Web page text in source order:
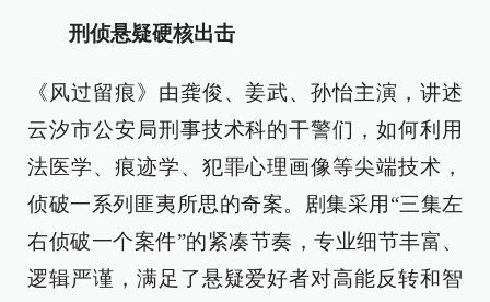
刑侦悬疑硬核出击
《风过留痕》由龚俊、姜武、孙怡主演，讲述
云汐市公安局刑事技术科的干警们，如何利用
法医学、痕迹学、犯罪心理画像等尖端技术，
侦破一系列匪夷所思的奇案。剧集采用“三集左
右侦破一个案件”的紧凑节奏，专业细节丰富、
逻辑严谨，满足了悬疑爱好者对高能反转和智